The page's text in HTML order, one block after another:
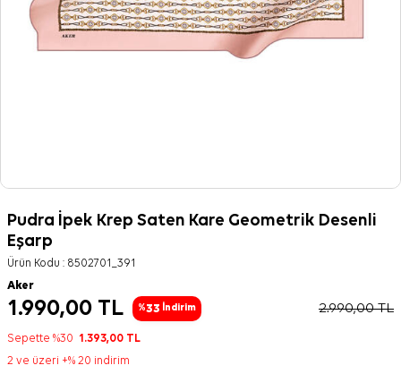
Pudra İpek Krep Saten Kare Geometrik Desenli
Eşarp
Ürün Kodu : 8502701_391
Aker
1.990,00 TL %33 İndirim 2.990,00TL
Sepette %30 1.393,00 TL
2 ve üzeri +% 20 indirim